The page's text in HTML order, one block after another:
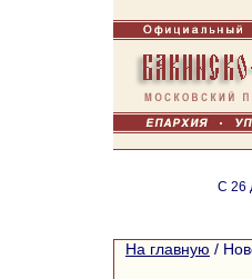
С 26
На главную /